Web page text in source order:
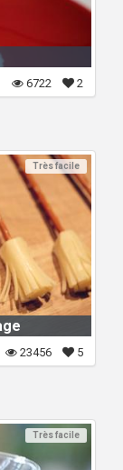
2
6722
Très facile
5
23456
Très facile